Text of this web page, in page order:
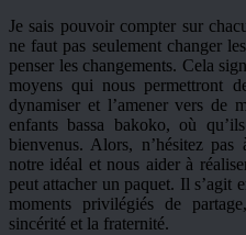
Je sais pouvoir compter sur
ne faut pas seulement changer
penser les changements. Cela
moyens qui nous permettront
dynamiser et l’amener vers de
enfants bassa bakoko, où
bienvenus. Alors, n’hésitez
notre idéal et nous aider à
peut attacher un paquet. Il s’agit
moments privilégiés de
sincérité et la fraternité.